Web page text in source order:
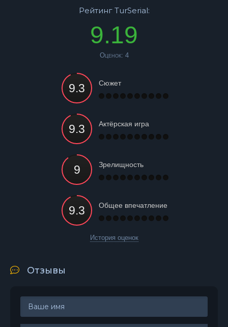
Рейтинг TurSerial:
9.19
Оценок: 4
Сюжет
Актёрская игра
Зрелищность
Общее впечатление
История оценок
Отзывы